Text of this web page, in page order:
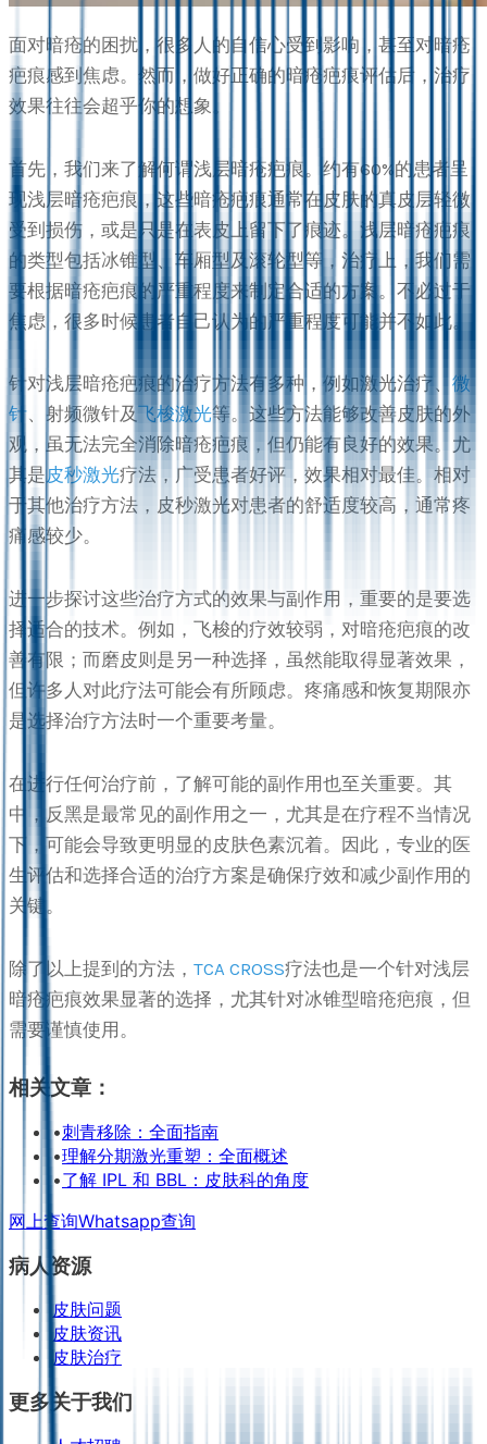
面对暗疮的困扰，很多人的自信心受到影响，甚至对暗疮
疤痕感到焦虑。然而，做好正确的暗疮疤痕评估后，治疗
效果往往会超乎你的想象。
首先，我们来了解何谓浅层暗疮疤痕。约有60%的患者呈
现浅层暗疮疤痕，这些暗疮疤痕通常在皮肤的真皮层轻微
受到损伤，或是只是在表皮上留下了痕迹。浅层暗疮疤痕
的类型包括冰锥型、车厢型及滚轮型等，治疗上，我们需
要根据暗疮疤痕的严重程度来制定合适的方案。不必过于
焦虑，很多时候患者自己认为的严重程度可能并不如此。
针对浅层暗疮疤痕的治疗方法有多种，例如激光治疗、 微
针、射频微针及飞梭激光等。这些方法能够改善皮肤的外
观，虽无法完全消除暗疮疤痕，但仍能有良好的效果。尤
其是皮秒激光疗法，广受患者好评，效果相对最佳。相对
于其他治疗方法，皮秒激光对患者的舒适度较高，通常疼
痛感较少。
进一步探讨这些治疗方式的效果与副作用，重要的是要选
择适合的技术。例如，飞梭的疗效较弱，对暗疮疤痕的改
善有限；而磨皮则是另一种选择，虽然能取得显著效果，
但许多人对此疗法可能会有所顾虑。疼痛感和恢复期限亦
是选择治疗方法时一个重要考量。
在进行任何治疗前，了解可能的副作用也至关重要。其
中，反黑是最常见的副作用之一，尤其是在疗程不当情况
下，可能会导致更明显的皮肤色素沉着。因此，专业的医
生评估和选择合适的治疗方案是确保疗效和减少副作用的
关键。
除了以上提到的方法， TCA CROSS疗法也是一个针对浅层
暗疮疤痕效果显著的选择，尤其针对冰锥型暗疮疤痕，但
需要谨慎使用。
相关文章：
•刺青移除：全面指南
•理解分期激光重塑：全面概述
•了解 IPL 和 BBL：皮肤科的角度
网上查询Whatsapp查询
病人资源
皮肤问题
皮肤资讯
皮肤治疗
更多关于我们